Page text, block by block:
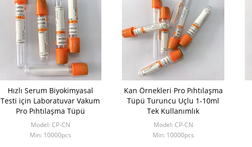
Hızlı Serum Biyokimyasal
Testi için Laboratuvar Vakum
Pro Pıhtılaşma Tüpü
Model: CP-CN
Min: 10000pcs
Kan Örnekleri Pro Pıhtılaşma
Tüpü Turuncu Uçlu 1-10ml
Tek Kullanımlık
Model: CP-CN
Min: 10000pcs